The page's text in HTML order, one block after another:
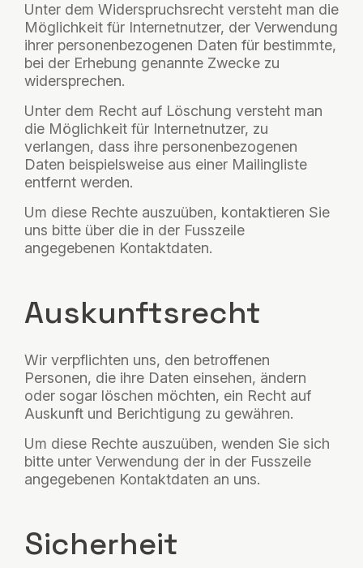
Unter dem Widerspruchsrecht versteht man die
Möglichkeit für Internetnutzer, der Verwendung
ihrer personenbezogenen Daten für bestimmte,
bei der Erhebung genannte Zwecke zu
widersprechen.
Unter dem Recht auf Löschung versteht man
die Möglichkeit für Internetnutzer, zu
verlangen, dass ihre personenbezogenen
Daten beispielsweise aus einer Mailingliste
entfernt werden.
Um diese Rechte auszuüben, kontaktieren Sie
uns bitte über die in der Fusszeile
angegebenen Kontaktdaten.
Auskunftsrecht
Wir verpflichten uns, den betroffenen
Personen, die ihre Daten einsehen, ändern
oder sogar löschen möchten, ein Recht auf
Auskunft und Berichtigung zu gewähren.
Um diese Rechte auszuüben, wenden Sie sich
bitte unter Verwendung der in der Fusszeile
angegebenen Kontaktdaten an uns.
Sicherheit